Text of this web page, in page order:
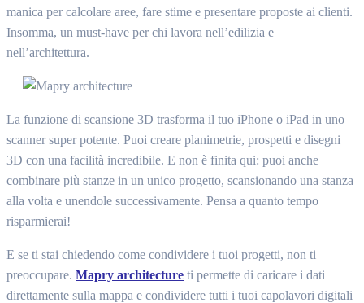
manica per calcolare aree, fare stime e presentare proposte ai clienti.
Insomma, un must-have per chi lavora nell’edilizia e
nell’architettura.
La funzione di scansione 3D trasforma il tuo iPhone o iPad in uno
scanner super potente. Puoi creare planimetrie, prospetti e disegni
3D con una facilità incredibile. E non è finita qui: puoi anche
combinare più stanze in un unico progetto, scansionando una stanza
alla volta e unendole successivamente. Pensa a quanto tempo
risparmierai!
E se ti stai chiedendo come condividere i tuoi progetti, non ti
preoccupare. Mapry architecture ti permette di caricare i dati
direttamente sulla mappa e condividere tutti i tuoi capolavori digitali